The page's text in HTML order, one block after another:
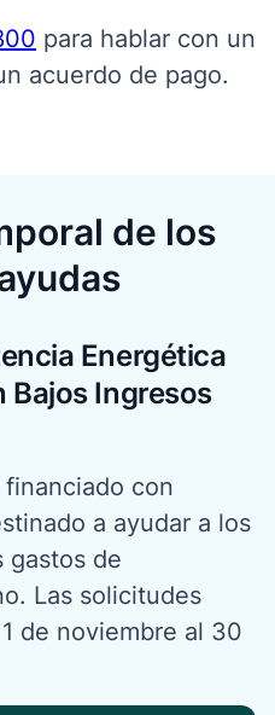
para hablar con un
acuerdo de pago.
de los
Energética
Bajos Ingresos
financiado con
a ayudar a los
gastos de
Las solicitudes
de noviembre al 30